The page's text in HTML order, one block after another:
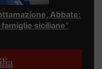
Abbate:
siciliane”